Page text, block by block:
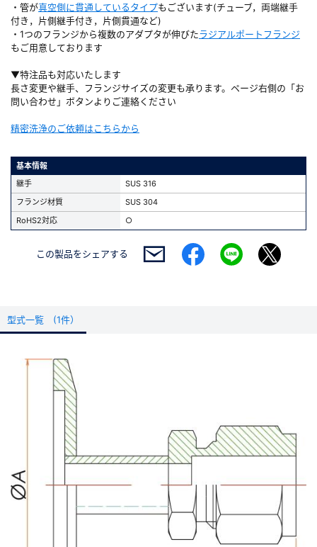
・管が真空側に貫通しているタイプもございます(チューブ，両端継手
付き，片側継手付き，片側貫通など)
・1つのフランジから複数のアダプタが伸びたラジアルポートフランジ
もご用意しております
▼特注品も対応いたします
長さ変更や継手、フランジサイズの変更も承ります。ページ右側の「お
問い合わせ」ボタンよりご連絡ください
精密洗浄のご依頼はこちらから
基本情報
継手
SUS 316
フランジ材質
SUS 304
RoHS2対応
○
この製品をシェアする
型式一覧 (1件）